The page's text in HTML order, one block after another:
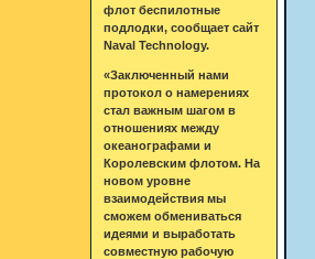
флот беспилотные
подлодки, сообщает сайт
Naval Technology.
«Заключенный нами
протокол о намерениях
стал важным шагом в
отношениях между
океанографами и
Королевским флотом. На
новом уровне
взаимодействия мы
сможем обмениваться
идеями и выработать
совместную рабочую